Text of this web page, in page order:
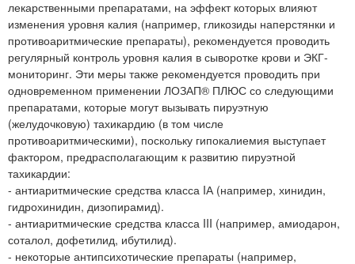
лекарственными препаратами, на эффект которых влияют
изменения уровня калия (например, гликозиды наперстянки и
противоаритмические препараты), рекомендуется проводить
регулярный контроль уровня калия в сыворотке крови и ЭКГ-
мониторинг. Эти меры также рекомендуется проводить при
одновременном применении ЛОЗАП® ПЛЮС со следующими
препаратами, которые могут вызывать пируэтную
(желудочковую) тахикардию (в том числе
противоаритмическими), поскольку гипокалиемия выступает
фактором, предрасполагающим к развитию пируэтной
тахикардии:
- антиаритмические средства класса IА (например, хинидин,
гидрохинидин, дизопирамид).
- антиаритмические средства класса III (например, амиодарон,
соталол, дофетилид, ибутилид).
- некоторые антипсихотические препараты (например,